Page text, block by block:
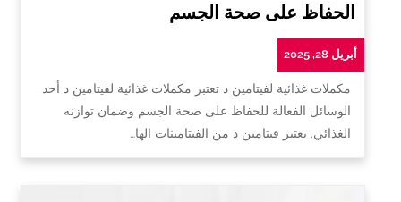
الحفاظ على صحة الجسم
أبريل 28, 2025
مكملات غذائية لفيتامين د تعتبر مكملات غذائية لفيتامين د أحد
الوسائل الفعالة للحفاظ على صحة الجسم وضمان توازنه
الغذائي. يعتبر فيتامين د من الفيتامينات الها…